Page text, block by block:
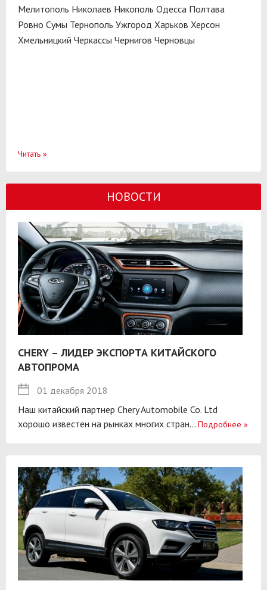
Мелитополь Николаев Никополь Одесса Полтава
Ровно Сумы Тернополь Ужгород Харьков Херсон
Хмельницкий Черкассы Чернигов Черновцы
Читать »
НОВОСТИ
CHERY – ЛИДЕР ЭКСПОРТА КИТАЙСКОГО
АВТОПРОМА
01 декабря 2018
Наш китайский партнер Chery Automobile Co. Ltd
хорошо известен на рынках многих стран... Подробнее »